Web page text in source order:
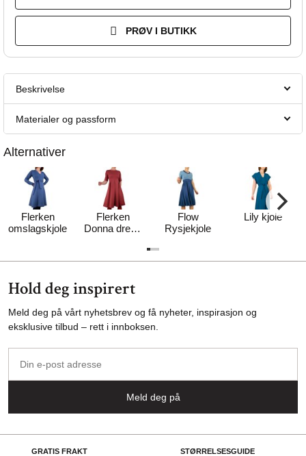
PRØV I BUTIKK
Beskrivelse
Materialer og passform
Alternativer
Flerken
omslagskjole
Flerken
Donna dress
Flow
Rysjekjole
Lily kjole
Hold deg inspirert
Meld deg på vårt nyhetsbrev og få nyheter, inspirasjon og
eksklusive tilbud – rett i innboksen.
post
Meld deg på
GRATIS FRAKT STØRRELSESGUIDE